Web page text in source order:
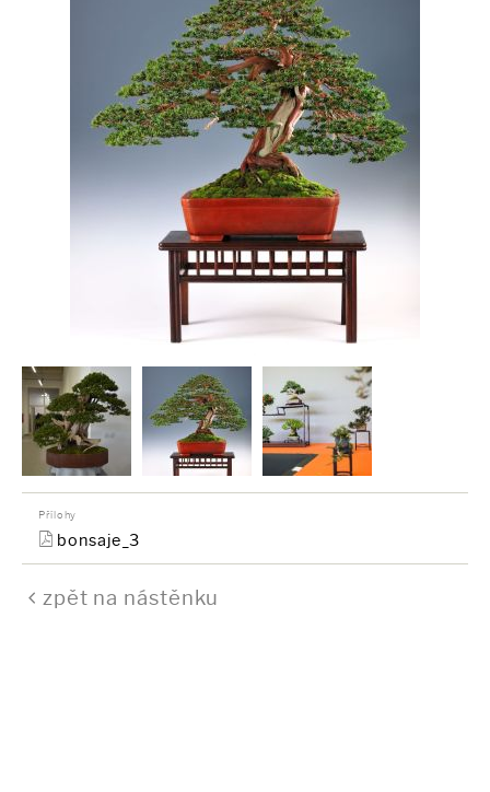
Přílohy
bonsaje_3
zpět na nástěnku